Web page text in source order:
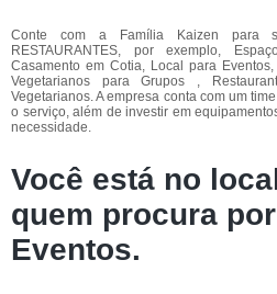
Conte com a Família Kaizen para
RESTAURANTES, por exemplo,
Casamento em Cotia, Local para
Vegetarianos para Grupos ,
Vegetarianos. A empresa conta com um
o serviço, além de investir em
necessidade.
Você está no
quem procura por
Eventos.